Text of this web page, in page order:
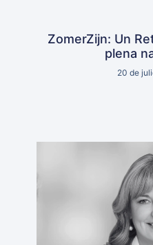
ZomerZijn: Un
plena
20 de